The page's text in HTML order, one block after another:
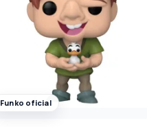
Funko oficial